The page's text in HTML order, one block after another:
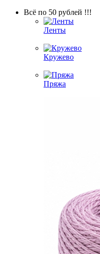
Всё по 50 рублей !!!
Ленты
Кружево
Пряжа